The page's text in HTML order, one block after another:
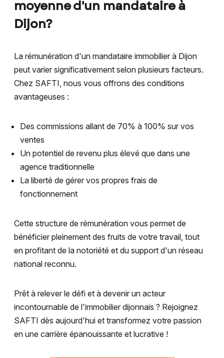
moyenne d'un mandataire à
Dijon?
La rémunération d'un mandataire immobilier à Dijon
peut varier significativement selon plusieurs facteurs.
Chez SAFTI, nous vous offrons des conditions
avantageuses :
Des commissions allant de 70% à 100% sur vos
ventes
Un potentiel de revenu plus élevé que dans une
agence traditionnelle
La liberté de gérer vos propres frais de
fonctionnement
Cette structure de rémunération vous permet de
bénéficier pleinement des fruits de votre travail, tout
en profitant de la notoriété et du support d'un réseau
national reconnu.
Prêt à relever le défi et à devenir un acteur
incontournable de l'immobilier dijonnais ? Rejoignez
SAFTI dès aujourd'hui et transformez votre passion
en une carrière épanouissante et lucrative !